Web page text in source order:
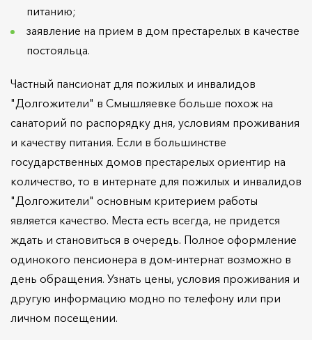
питанию;
заявление на прием в дом престарелых в качестве
постояльца.
Частный пансионат для пожилых и инвалидов
"Долгожители" в Смышляевке больше похож на
санаторий по распорядку дня, условиям проживания
и качеству питания. Если в большинстве
государственных домов престарелых ориентир на
количество, то в интернате для пожилых и инвалидов
"Долгожители" основным критерием работы
является качество. Места есть всегда, не придется
ждать и становиться в очередь. Полное оформление
одинокого пенсионера в дом-интернат возможно в
день обращения. Узнать цены, условия проживания и
другую информацию модно по телефону или при
личном посещении.